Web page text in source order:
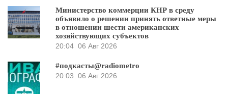
Министерство коммерции КНР в среду
объявило о решении принять ответные меры
в отношении шести американских
хозяйствующих субъектов
20:04 06 Авг 2026
#подкасты@radiometro
20:03 06 Авг 2026